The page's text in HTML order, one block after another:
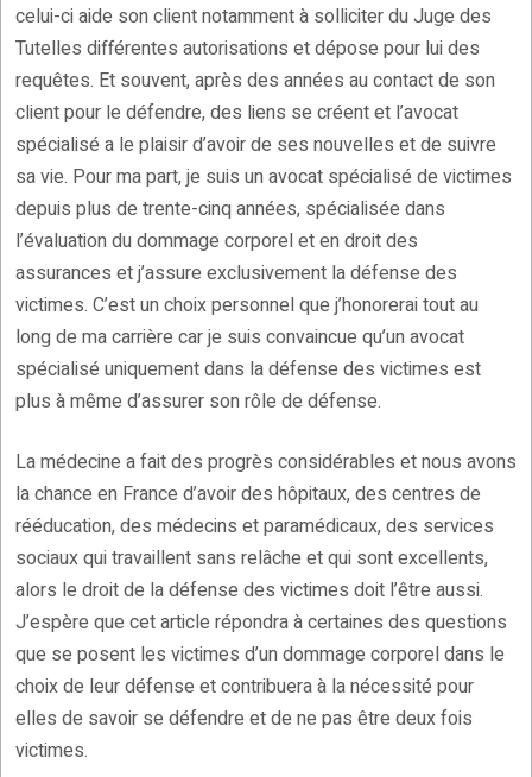
celui-ci aide son client notamment à solliciter du Juge des
Tutelles différentes autorisations et dépose pour lui des
requêtes. Et souvent, après des années au contact de son
client pour le défendre, des liens se créent et l’avocat
spécialisé a le plaisir d’avoir de ses nouvelles et de suivre
sa vie. Pour ma part, je suis un avocat spécialisé de victimes
depuis plus de trente-cinq années, spécialisée dans
l’évaluation du dommage corporel et en droit des
assurances et j’assure exclusivement la défense des
victimes. C’est un choix personnel que j’honorerai tout au
long de ma carrière car je suis convaincue qu’un avocat
spécialisé uniquement dans la défense des victimes est
plus à même d’assurer son rôle de défense.
La médecine a fait des progrès considérables et nous avons
la chance en France d’avoir des hôpitaux, des centres de
rééducation, des médecins et paramédicaux, des services
sociaux qui travaillent sans relâche et qui sont excellents,
alors le droit de la défense des victimes doit l’être aussi.
J’espère que cet article répondra à certaines des questions
que se posent les victimes d’un dommage corporel dans le
choix de leur défense et contribuera à la nécessité pour
elles de savoir se défendre et de ne pas être deux fois
victimes.